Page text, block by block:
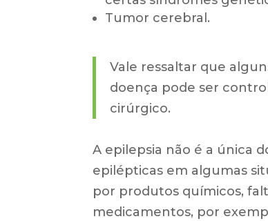
Tumor cerebral.
Vale ressaltar que
doença pode ser
cirúrgico.
A epilepsia não é a única
epilépticas em algumas
por produtos químicos,
medicamentos, por